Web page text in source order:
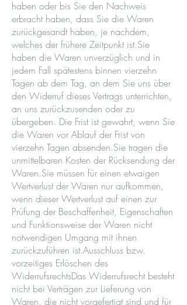
haben oder bis Sie den Nachweis
erbracht haben, dass Sie die Waren
zurückgesandt haben, je nachdem,
welches der frühere Zeitpunkt ist.Sie
haben die Waren unverzüglich und in
jedem Fall spätestens binnen vierzehn
Tagen ab dem Tag, an dem Sie uns über
den Widerruf dieses Vertrags unterrichten,
an uns zurückzusenden oder zu
übergeben. Die Frist ist gewahrt, wenn Sie
die Waren vor Ablauf der Frist von
vierzehn Tagen absenden.Sie tragen die
unmittelbaren Kosten der Rücksendung der
Waren.Sie müssen für einen etwaigen
Wertverlust der Waren nur aufkommen,
wenn dieser Wertverlust auf einen zur
Prüfung der Beschaffenheit, Eigenschaften
und Funktionsweise der Waren nicht
notwendigen Umgang mit ihnen
zurückzuführen ist.Ausschluss bzw.
vorzeitiges Erlöschen des
WiderrufsrechtsDas Widerrufsrecht besteht
nicht bei Verträgen zur Lieferung von
Waren, die nicht vorgefertigt sind und für